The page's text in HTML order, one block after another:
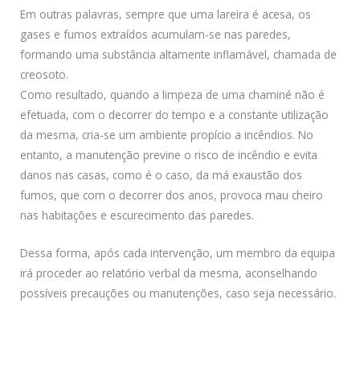
Em outras palavras, sempre que uma lareira é acesa, os
gases e fumos extraídos acumulam-se nas paredes,
formando uma substância altamente inflamável, chamada de
creosoto.
Como resultado, quando a limpeza de uma chaminé não é
efetuada, com o decorrer do tempo e a constante utilização
da mesma, cria-se um ambiente propício a incêndios. No
entanto, a manutenção previne o risco de incêndio e evita
danos nas casas, como é o caso, da má exaustão dos
fumos, que com o decorrer dos anos, provoca mau cheiro
nas habitações e escurecimento das paredes.
Dessa forma, após cada intervenção, um membro da equipa
irá proceder ao relatório verbal da mesma, aconselhando
possíveis precauções ou manutenções, caso seja necessário.